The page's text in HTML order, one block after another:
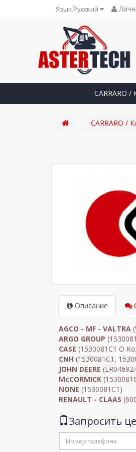
Язык Русский
CARRARO
CARRARO /
Описание
AGCO - MF - VALTRA
ARGO GROUP
CASE (1530081C1 O
CNH (1530081C1,
JOHN DEERE
McCORMICK
NONE (1530081C1)
RENAULT - CLAAS
Запросить